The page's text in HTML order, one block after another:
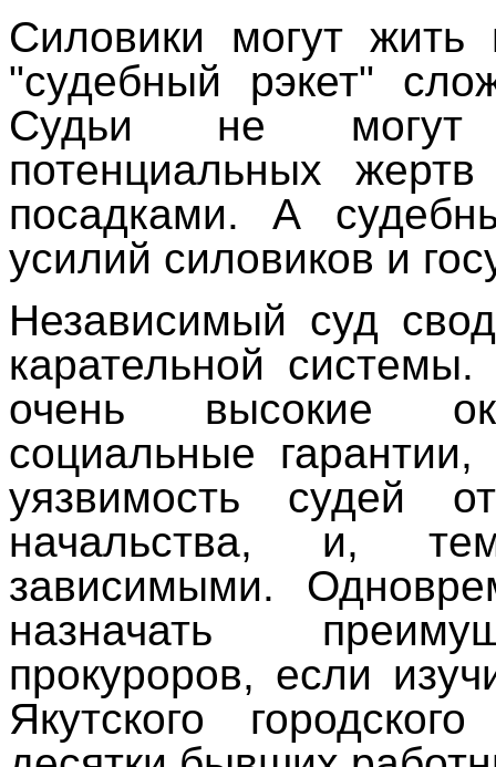
Силовики могут
"судебный рэкет"
Судьи не могут
потенциальных
посадками. А
усилий силовиков и
Независимый суд
карательной
очень высокие
социальные
уязвимость судей
начальства, и,
зависимыми.
назначать
прокуроров, если
Якутского